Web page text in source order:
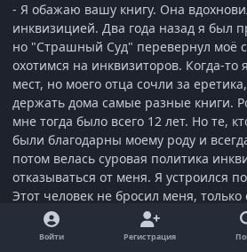
- Я обажаю вашу книгу. Она
инквизицией. Два года назад я был
но "Страшный Суд" перевернул моё
охотимся на инквизиторов. Когда-то
мест, но моего отца сочли за
держать дома самые разные книги.
мне тогда было всего 12 лет. Но те,
были благодарны моему роду и
потом велась суровая политика
отказываться от меня. Я устроился
Этот человек не бросил меня, только
были проблемы, и он вскоре умер.
разбойники, - развязывал
Войти Регистрация